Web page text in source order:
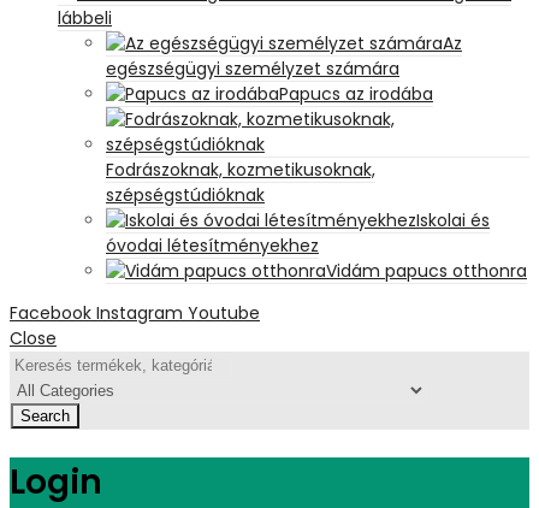
lábbeli
Az
egészségügyi személyzet számára
Papucs az irodába
Fodrászoknak, kozmetikusoknak,
szépségstúdióknak
Iskolai és
óvodai létesítményekhez
Vidám papucs otthonra
Facebook Instagram Youtube
Close
Search
Login